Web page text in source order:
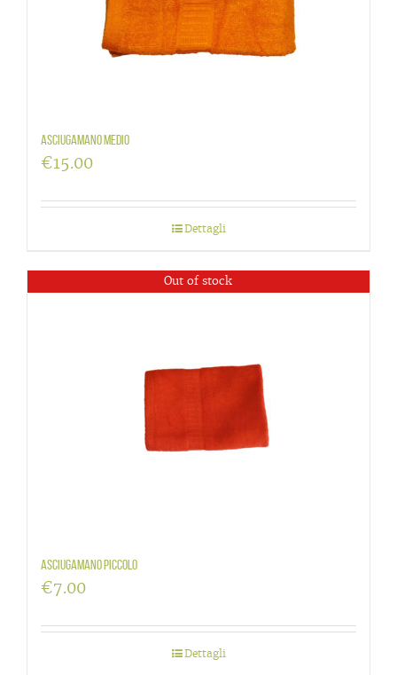
Asciugamano medio
€15.00
Dettagli
Out of stock
Asciugamano piccolo
€7.00
Dettagli